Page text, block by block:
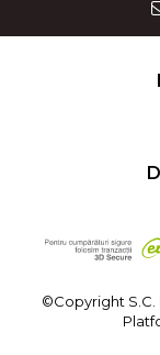
©Copyright S.C.